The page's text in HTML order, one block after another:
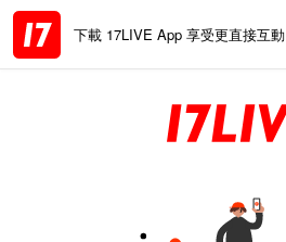
下載 17LIVE App 享受更直接互動